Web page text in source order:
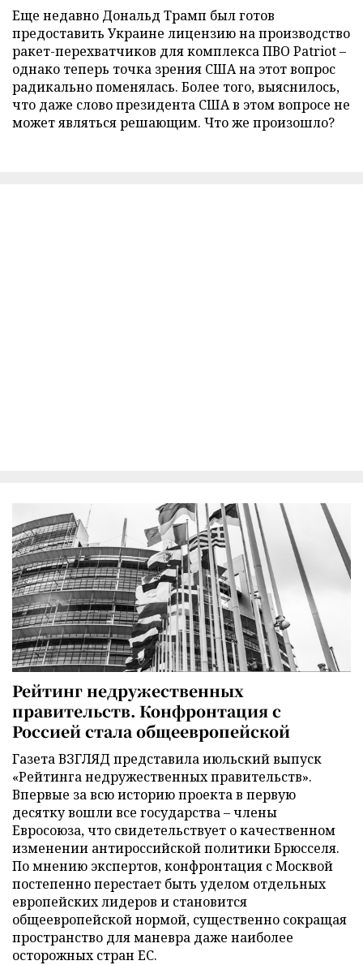
Еще недавно Дональд Трамп был готов
предоставить Украине лицензию на производство
ракет-перехватчиков для комплекса ПВО Patriot –
однако теперь точка зрения США на этот вопрос
радикально поменялась. Более того, выяснилось,
что даже слово президента США в этом вопросе не
может являться решающим. Что же произошло?
Рейтинг недружественных
правительств. Конфронтация с
Россией стала общеевропейской
Газета ВЗГЛЯД представила июльский выпуск
«Рейтинга недружественных правительств».
Впервые за всю историю проекта в первую
десятку вошли все государства – члены
Евросоюза, что свидетельствует о качественном
изменении антироссийской политики Брюсселя.
По мнению экспертов, конфронтация с Москвой
постепенно перестает быть уделом отдельных
европейских лидеров и становится
общеевропейской нормой, существенно сокращая
пространство для маневра даже наиболее
осторожных стран ЕС.